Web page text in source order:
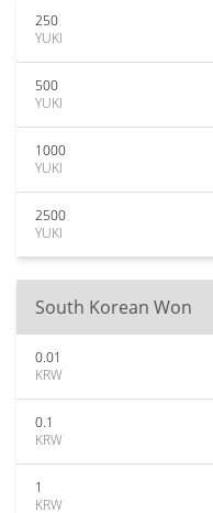
250
YUKI
500
YUKI
1000
YUKI
2500
YUKI
South Korean Won
0.01
KRW
0.1
KRW
1
KRW